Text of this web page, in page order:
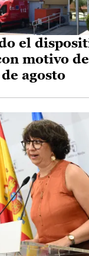
el
motivo
agosto